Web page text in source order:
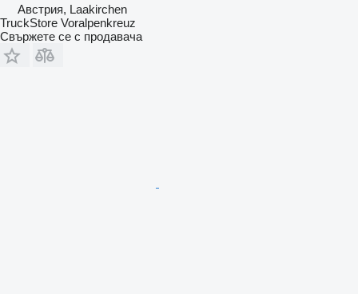
Австрия, Laakirchen
TruckStore Voralpenkreuz
Свържете се с продавача